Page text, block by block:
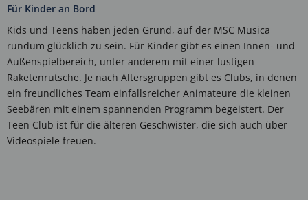
Für Kinder an Bord
Kids und Teens haben jeden Grund, auf der MSC Musica
rundum glücklich zu sein. Für Kinder gibt es einen Innen- und
Außenspielbereich, unter anderem mit einer lustigen
Raketenrutsche. Je nach Altersgruppen gibt es Clubs, in denen
ein freundliches Team einfallsreicher Animateure die kleinen
Seebären mit einem spannenden Programm begeistert. Der
Teen Club ist für die älteren Geschwister, die sich auch über
Videospiele freuen.